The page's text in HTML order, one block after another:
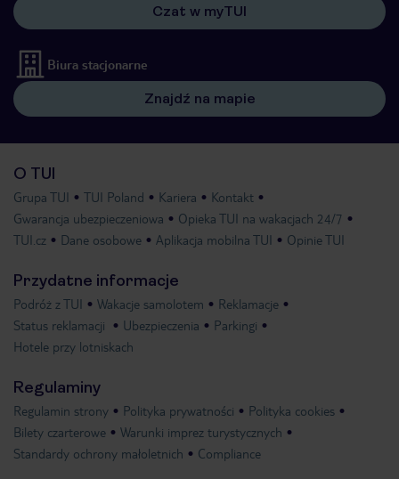
Czat w myTUI
Biura stacjonarne
Znajdź na mapie
O TUI
Grupa TUI TUI Poland Kariera
Kontakt
Gwarancja ubezpieczeniowa
Opieka TUI na wakacjach 24/7
TUI.cz
Dane osobowe Aplikacja mobilna TUI Opinie TUI
Przydatne informacje
Podróż z TUI Wakacje samolotem
Reklamacje
Status reklamacji
Ubezpieczenia
Parkingi
Hotele przy lotniskach
Regulaminy
Regulamin strony Polityka prywatności
Polityka cookies
Bilety czarterowe
Warunki imprez turystycznych
Standardy ochrony małoletnich
Compliance